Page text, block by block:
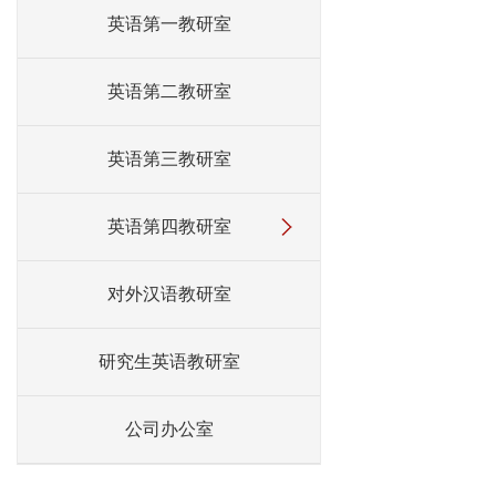
英语第一教研室
英语第二教研室
英语第三教研室
英语第四教研室
对外汉语教研室
研究生英语教研室
公司办公室